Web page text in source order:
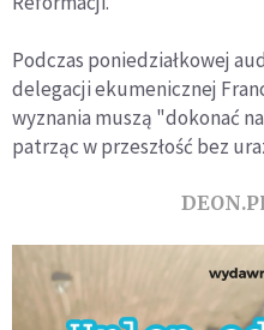
Podczas poniedziałkowej
delegacji ekumenicznej
wyznania muszą "dokonać
patrząc w przeszłość bez